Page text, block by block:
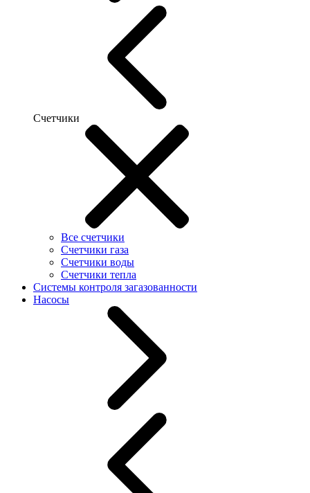
Счетчики
Все счетчики
Счетчики газа
Счетчики воды
Счетчики тепла
Системы контроля загазованности
Насосы